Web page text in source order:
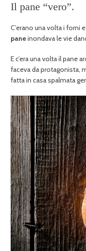
Il pane “vero”.
C’erano una volta i forni
paneinondava le vie
E c’era una volta il pane
faceva da protagonista,
fatta in casa spalmata